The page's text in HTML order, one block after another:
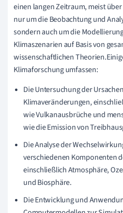
einen langen Zeitraum, meist
nur um die Beobachtung und
sondern auch um die
Klimaszenarien auf Basis von
wissenschaftlichen
Klimaforschung umfassen:
Die Untersuchung der
Klimaveränderungen,
wie Vulkanausbrüche und
wie die Emission von
Die Analyse der
verschiedenen Komponenten
einschließlich Atmosphäre,
und Biosphäre.
Die Entwicklung und